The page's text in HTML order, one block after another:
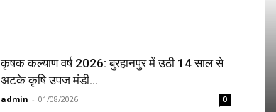
कृषक कल्याण वर्ष 2026: बुरहानपुर में उठी 14 साल से
अटके कृषि उपज मंडी...
admin - 01/08/2026 0